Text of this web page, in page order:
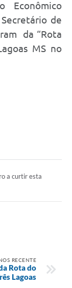
Econômico
de
da “Rota
MS no
a curtir esta
RECENTE
Rota do
Lagoas